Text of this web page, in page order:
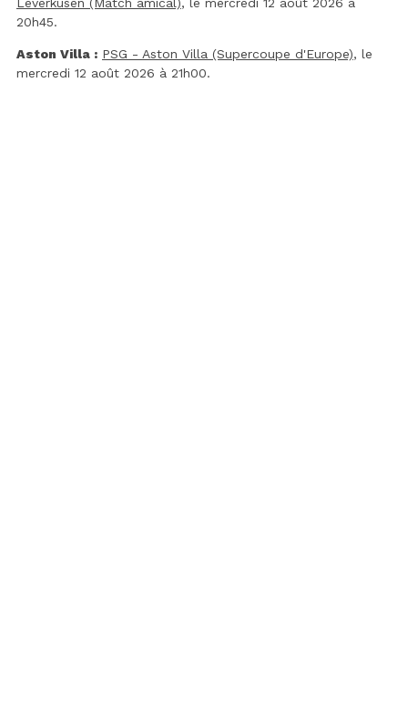
20h45.
Aston Villa : PSG - Aston Villa (Supercoupe d'Europe), le
mercredi 12 août 2026 à 21h00.